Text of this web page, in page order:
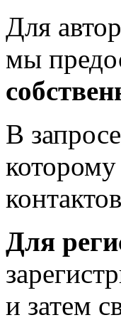
Для
мы
В
которому
Для
и затем